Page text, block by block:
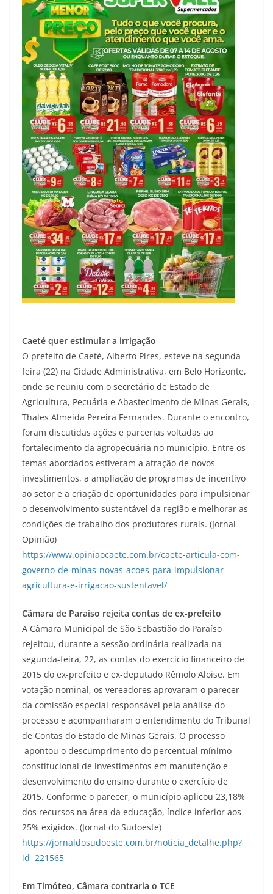
Caeté quer estimular a irrigação
O prefeito de Caeté, Alberto Pires, esteve na segunda-
feira (22) na Cidade Administrativa, em Belo Horizonte,
onde se reuniu com o secretário de Estado de
Agricultura, Pecuária e Abastecimento de Minas Gerais,
Thales Almeida Pereira Fernandes. Durante o encontro,
foram discutidas ações e parcerias voltadas ao
fortalecimento da agropecuária no município. Entre os
temas abordados estiveram a atração de novos
investimentos, a ampliação de programas de incentivo
ao setor e a criação de oportunidades para impulsionar
o desenvolvimento sustentável da região e melhorar as
condições de trabalho dos produtores rurais. (Jornal
Opinião)
https://www.opiniaocaete.com.br/caete-articula-com-
governo-de-minas-novas-acoes-para-impulsionar-
agricultura-e-irrigacao-sustentavel/
Câmara de Paraíso rejeita contas de ex-prefeito
A Câmara Municipal de São Sebastião do Paraíso
rejeitou, durante a sessão ordinária realizada na
segunda-feira, 22, as contas do exercício financeiro de
2015 do ex-prefeito e ex-deputado Rêmolo Aloise. Em
votação nominal, os vereadores aprovaram o parecer
da comissão especial responsável pela análise do
processo e acompanharam o entendimento do Tribunal
de Contas do Estado de Minas Gerais. O processo
apontou o descumprimento do percentual mínimo
constitucional de investimentos em manutenção e
desenvolvimento do ensino durante o exercício de
2015. Conforme o parecer, o município aplicou 23,18%
dos recursos na área da educação, índice inferior aos
25% exigidos. (Jornal do Sudoeste)
https://jornaldosudoeste.com.br/noticia_detalhe.php?
id=221565
Em Timóteo, Câmara contraria o TCE